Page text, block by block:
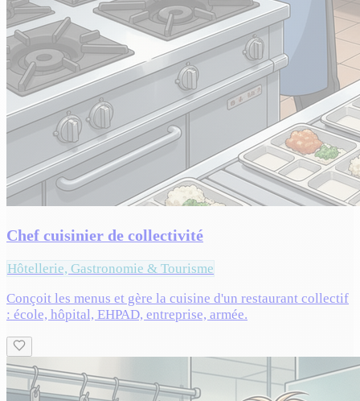
Chef cuisinier de collectivité
Hôtellerie, Gastronomie & Tourisme
Conçoit les menus et gère la cuisine d'un restaurant collectif
: école, hôpital, EHPAD, entreprise, armée.